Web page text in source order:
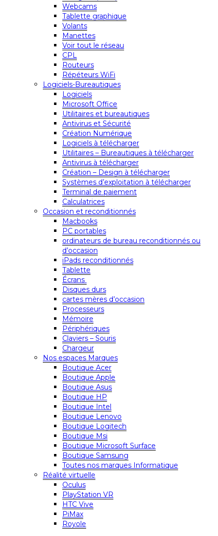
Webcams
Tablette graphique
Volants
Manettes
Voir tout le réseau
CPL
Routeurs
Répéteurs WiFi
Logiciels-Bureautiques
Logiciels
Microsoft Office
Utilitaires et bureautiques
Antivirus et Sécurité
Création Numérique
Logiciels à télécharger
Utilitaires – Bureautiques à télécharger
Antivirus à télécharger
Création – Design à télécharger
Systèmes d’exploitation à télécharger
Terminal de paiement
Calculatrices
Occasion et reconditionnés
Macbooks
PC portables
ordinateurs de bureau reconditionnés ou
d’occasion
iPads reconditionnés
Tablette
Écrans
Disques durs
cartes mères d’occasion
Processeurs
Mémoire
Périphériques
Claviers – Souris
Chargeur
Nos espaces Marques
Boutique Acer
Boutique Apple
Boutique Asus
Boutique HP
Boutique Intel
Boutique Lenovo
Boutique Logitech
Boutique Msi
Boutique Microsoft Surface
Boutique Samsung
Toutes nos marques Informatique
Réalité virtuelle
Oculus
PlayStation VR
HTC Vive
PiMax
Royole